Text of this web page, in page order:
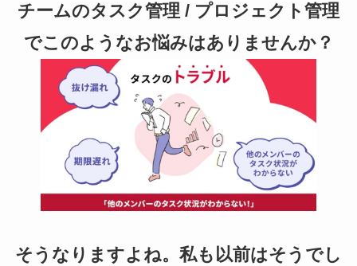
c
e
b
o
tt
er
ail
チームのタスク管理 / プロジェクト管理
でこのようなお悩みはありませんか？
そうなりますよね。私も以前はそうでし